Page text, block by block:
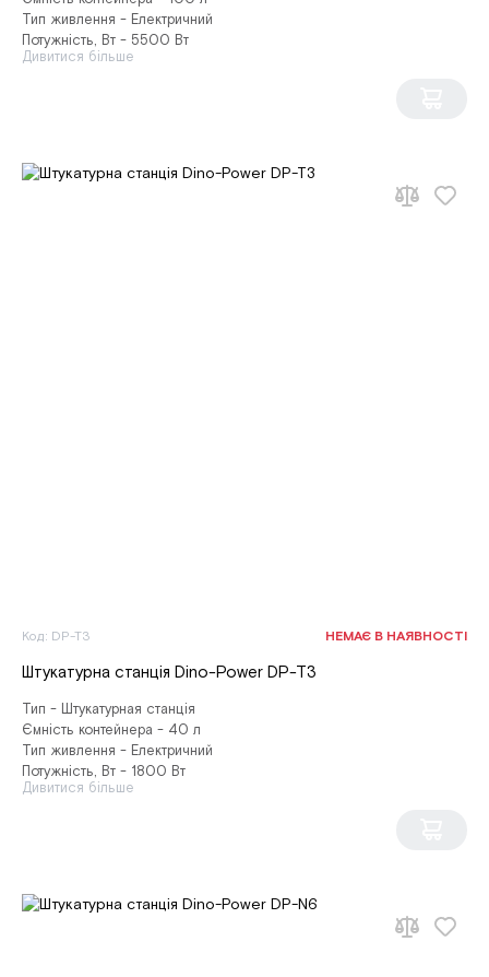
Тип живлення - Електричний
Потужність, Вт - 5500 Вт
Дивитися більше
Код: DP-T3 НЕМАЄ В НАЯВНОСТІ
Штукатурна станція Dino-Power DP-T3
Тип - Штукатурная станція
Ємність контейнера - 40 л
Тип живлення - Електричний
Потужність, Вт - 1800 Вт
Дивитися більше